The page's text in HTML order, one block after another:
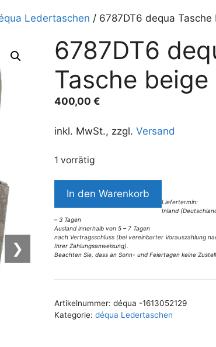
Ledertaschen / 6787DT6 dequa Tasche
❯
6787DT6
Tasche beige
400,00€
inkl. MwSt., zzgl.Versand
1 vorrätig
6787DT6
dequa
Tasche
beige
Menge
In den Warenkorb
Liefertermin:
Inland
– 3 Tagen
Ausland innerhalb von 5 – 7 Tagen
nach Vertragsschluss (bei vereinbarter Vorauszahlung
Ihrer Zahlungsanweisung).
Beachten Sie, dass an Sonn- und Feiertagen keine
l
e
Artikelnummer:déqua -1613052129
Kategorie:déqua Ledertaschen